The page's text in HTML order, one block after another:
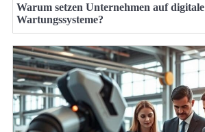
Warum setzen Unternehmen auf digitale
Wartungssysteme?